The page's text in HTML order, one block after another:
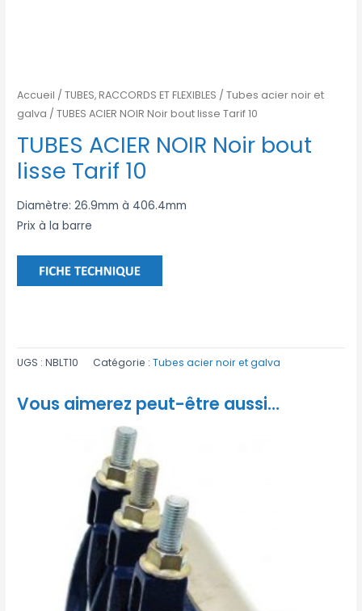
Accueil /TUBES, RACCORDS ET FLEXIBLES /Tubes acier noir et
galva / TUBES ACIER NOIR Noir bout lisse Tarif 10
TUBES ACIER NOIR Noir bout
lisse Tarif 10
Diamètre: 26.9mm à 406.4mm
Prix à la barre
UGS :NBLT10 Catégorie :Tubes acier noir et galva
Vous aimerez peut-être aussi…